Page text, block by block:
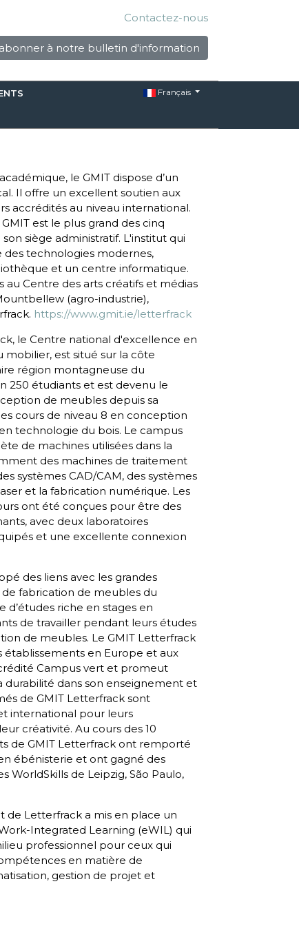
Contactez-nous
à notre bulletin d'information
Français
le GMIT dispose d’un
Il offre un excellent soutien aux
accrédités au niveau international.
est le plus grand des cinq
siège administratif. L'institut qui
technologies modernes,
et un centre informatique.
au Centre des arts créatifs et médias
(agro-industrie),
https://www.gmit.ie/letterfrack
le Centre national d'excellence en
est situé sur la côte
région montagneuse du
250 étudiants et est devenu le
de meubles depuis sa
cours de niveau 8 en conception
technologie du bois. Le campus
de machines utilisées dans la
des machines de traitement
systèmes CAD/CAM, des systèmes
et la fabrication numérique. Les
ont été conçues pour être des
avec deux laboratoires
et une excellente connexion
des liens avec les grandes
fabrication de meubles du
riche en stages en
de travailler pendant leurs études
de meubles. Le GMIT Letterfrack
en Europe et aux
Campus vert et promeut
dans son enseignement et
de GMIT Letterfrack sont
international pour leurs
créativité. Au cours des 10
de GMIT Letterfrack ont remporté
ébénisterie et ont gagné des
WorldSkills de Leipzig, São Paulo,
Letterfrack a mis en place un
Integrated Learning (eWIL) qui
professionnel pour ceux qui
en matière de
gestion de projet et